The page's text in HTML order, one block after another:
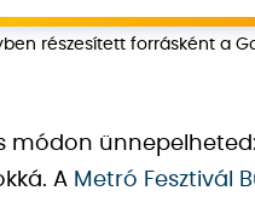
részesített forrásként a
módon
A Metró Fesztivál